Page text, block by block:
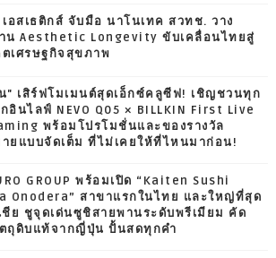
เอสเธติกส์ จับมือ นาโนเทค สวทช. วาง
น Aesthetic Longevity ขับเคลื่อนไทยสู่
เศรษฐกิจสุขภาพ
" เสิร์ฟโมเมนต์สุดเอ็กซ์คลูซีฟ! เชิญชวนทุก
อินไลฟ์ NEVO Q05 × BILLKIN First Live
พร้อมโปรโมชั่นและของรางวัล
ยแบบจัดเต็ม ที่ไม่เคยให้ที่ไหนมาก่อน!
GROUP พร้อมเปิด “Kaiten Sushi
Onodera” สาขาแรกในไทย และใหญ่ที่สุด
ชีย ชูจุดเด่นซูชิสายพานระดับพรีเมียม คัด
ถุดิบแท้จากญี่ปุ่น ปั้นสดทุกคำ